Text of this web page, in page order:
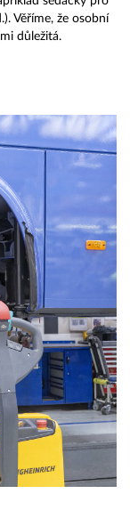
Věříme, že osobní
důležitá.